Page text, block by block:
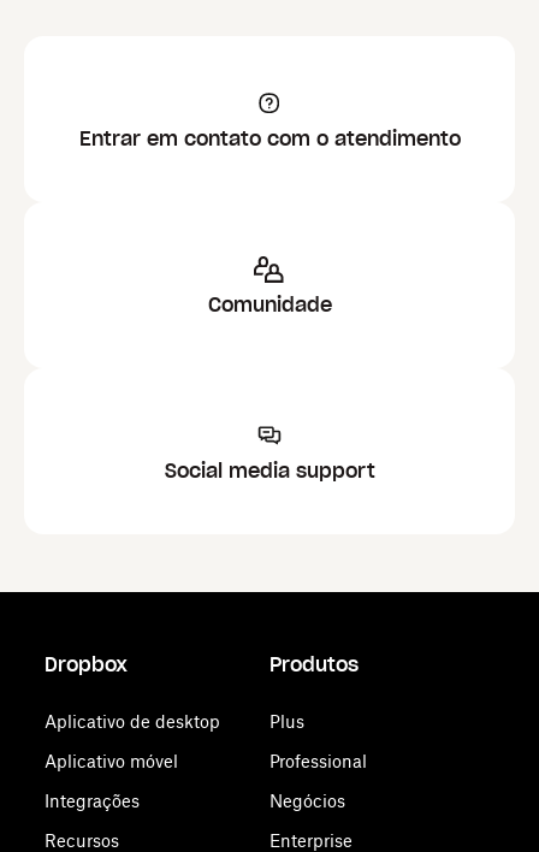
Entrar em contato com o atendimento
Comunidade
Social media support
Dropbox
Aplicativo de desktop
Aplicativo móvel
Integrações
Recursos
Produtos
Plus
Professional
Negócios
Enterprise